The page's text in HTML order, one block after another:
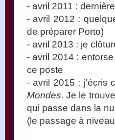
- avril 2011 :
- avril 2012 :
de préparer Porto)
- avril 2013 : je
- avril 2014 :
ce poste
- avril 2015 : j'écris
Mondes. Je le
qui passe dans la
(le passage à